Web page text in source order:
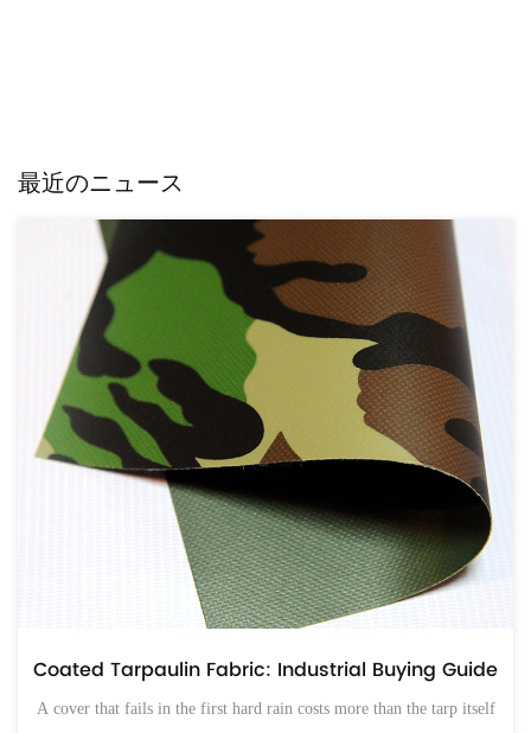
最近のニュース
Tarpaulin Fabric: Industrial Buying Guide
that fails in the first hard rain costs more than the tarp itself
最初